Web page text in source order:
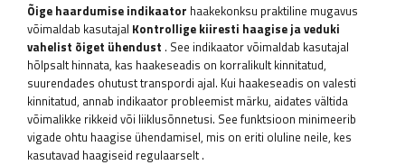
Õige haardumise indikaator haakekonksu praktiline mugavus
võimaldab kasutajal Kontrollige kiiresti haagise ja veduki
vahelist õiget ühendust . See indikaator võimaldab kasutajal
hõlpsalt hinnata, kas haakeseadis on korralikult kinnitatud,
suurendades ohutust transpordi ajal. Kui haakeseadis on valesti
kinnitatud, annab indikaator probleemist märku, aidates vältida
võimalikke rikkeid või liiklusõnnetusi. See funktsioon minimeerib
vigade ohtu haagise ühendamisel, mis on eriti oluline neile, kes
kasutavad haagiseid regulaarselt.